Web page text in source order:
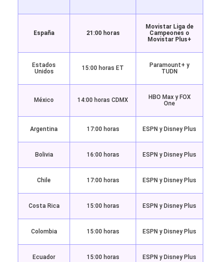
España 21:00 horas
Movistar Liga de
Campeones o
Movistar Plus+
Estados
Unidos
15:00 horas ET
Paramount+ y
TUDN
México 14:00 horas CDMX
HBO Max y FOX
One
Argentina 17:00 horas ESPN y Disney Plus
Bolivia 16:00 horas ESPN y Disney Plus
Chile 17:00 horas ESPN y Disney Plus
Costa Rica 15:00 horas ESPN y Disney Plus
Colombia 15:00 horas ESPN y Disney Plus
Ecuador 15:00 horas ESPN y Disney Plus